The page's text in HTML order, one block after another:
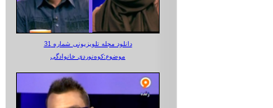
دانلود مجله تلویزیونی شماره 31
موضوع:کوه‌نوردی خانوادگی